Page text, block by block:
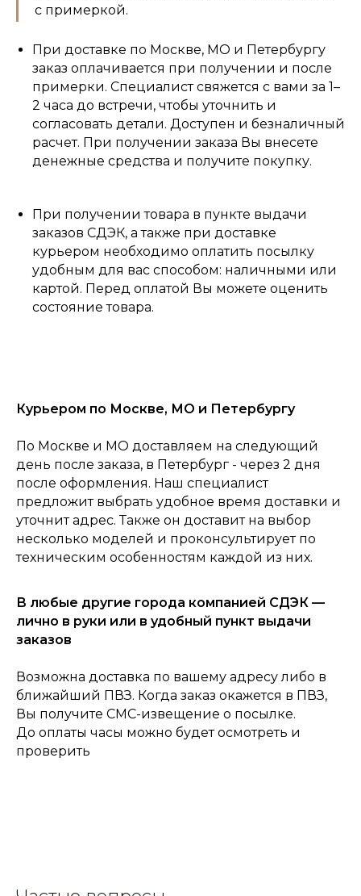
Главная Каталог
Консультация Корзина
с примеркой.
При доставке по Москве, МО и Петербургу
заказ оплачивается при получении и после
примерки. Специалист свяжется с вами за 1–
2 часа до встречи, чтобы уточнить и
согласовать детали. Доступен и безналичный
расчет. При получении заказа Вы внесете
денежные средства и получите покупку.
При получении товара в пункте выдачи
заказов СДЭК, а также при доставке
курьером необходимо оплатить посылку
удобным для вас способом: наличными или
картой. Перед оплатой Вы можете оценить
состояние товара.
Курьером по Москве, МО и Петербургу
По Москве и МО доставляем на следующий
день после заказа, в Петербург - через 2 дня
после оформления. Наш специалист
предложит выбрать удобное время доставки и
уточнит адрес. Также он доставит на выбор
несколько моделей и проконсультирует по
техническим особенностям каждой из них.
В любые другие города компанией СДЭК —
лично в руки или в удобный пункт выдачи
заказов
Возможна доставка по вашему адресу либо в
ближайший ПВЗ. Когда заказ окажется в ПВЗ,
Вы получите СМС-извещение о посылке.
До оплаты часы можно будет осмотреть и
проверить